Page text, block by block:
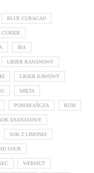
BLUE CURACAO
CUKIER
IBA
LIKIER BANANOWY
LIKIER KAWOWY
MIĘTA
POMARAŃCZA RUM
ANANASOWY
SOK Z LIMONKI
SOUR
WERMUT